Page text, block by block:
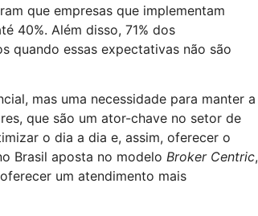
que empresas que implementam
40%. Além disso, 71% dos
quando essas expectativas não são
mas uma necessidade para manter a
que são um ator-chave no setor de
o dia a dia e, assim, oferecer o
Brasil aposta no modelo Broker Centric,
um atendimento mais